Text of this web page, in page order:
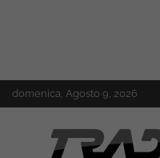
Skip
to
domenica, Agosto 9, 2026